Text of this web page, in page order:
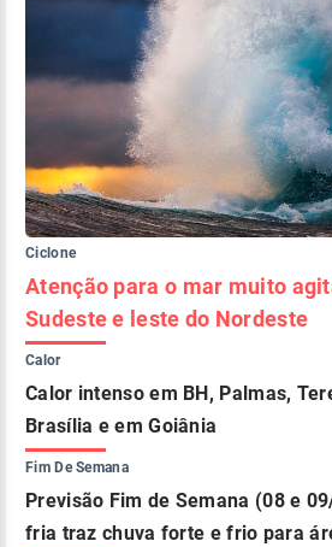
Ciclone
Atenção para o mar muito
Sudeste e leste do Nordeste
Calor
Calor intenso em BH, Palmas,
Brasília e em Goiânia
Fim De Semana
Previsão Fim de Semana (08 e
fria traz chuva forte e frio para